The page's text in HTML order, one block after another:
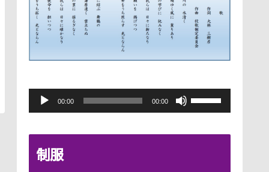
レ
00:00 00:00
ボ
制服